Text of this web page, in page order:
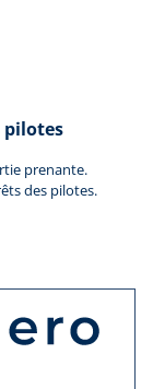
pilotes
prenante.
des pilotes.